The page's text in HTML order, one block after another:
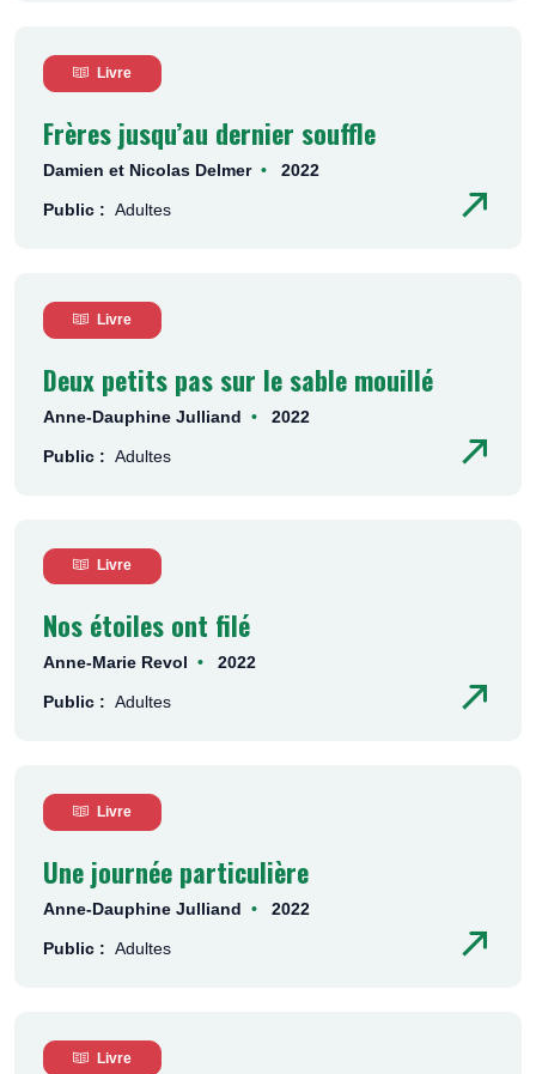
Livre
Frères jusqu’au dernier souffle
Damien et Nicolas Delmer 2022
Public : Adultes
Livre
Deux petits pas sur le sable mouillé
Anne-Dauphine Julliand 2022
Public : Adultes
Livre
Nos étoiles ont filé
Anne-Marie Revol 2022
Public : Adultes
Livre
Une journée particulière
Anne-Dauphine Julliand 2022
Public : Adultes
Livre